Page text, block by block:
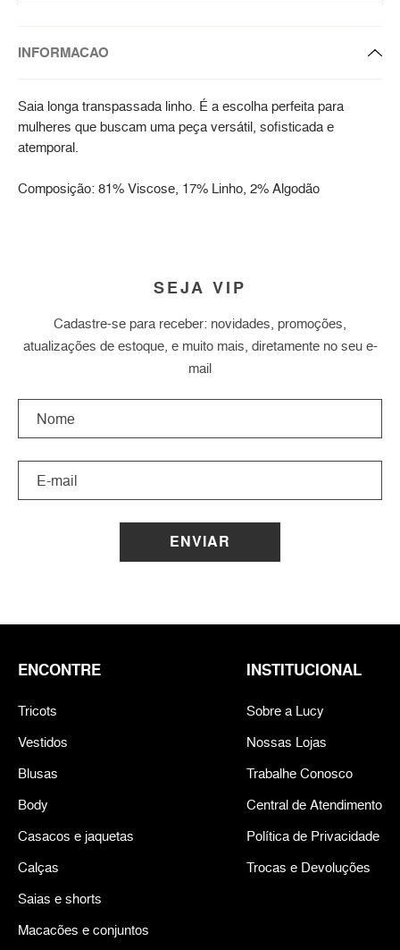
INFORMACAO
Saia longa transpassada linho. É a escolha perfeita para
mulheres que buscam uma peça versátil, sofisticada e
atemporal.
Composição: 81% Viscose, 17% Linho, 2% Algodão
SEJA VIP
Cadastre-se para receber: novidades, promoções,
atualizações de estoque, e muito mais, diretamente no seu e-
mail
ENVIAR
ENCONTRE
Tricots
Vestidos
Blusas
Body
Casacos e jaquetas
Calças
Saias e shorts
Macacões e conjuntos
INSTITUCIONAL
Sobre a Lucy
Nossas Lojas
Trabalhe Conosco
Central de Atendimento
Política de Privacidade
Trocas e Devoluções